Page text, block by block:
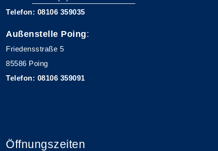
Telefon: 08106 359035
Außenstelle Poing:
Friedensstraße 5
85586 Poing
Telefon: 08106 359091
Öffnungszeiten